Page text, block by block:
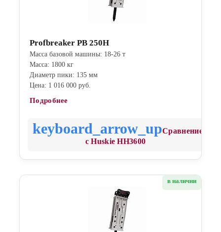
Profbreaker PB 250H
Масса базовой машины: 18-26 т
Масса: 1800 кг
Диаметр пики: 135 мм
Цена: 1 016 000 руб.
Подробнее
Сравнение
с Huskie HH3600
в наличии